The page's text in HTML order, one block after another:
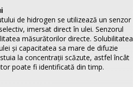
de hidrogen se utilizează un senzor
imersat direct în ulei. Senzorul
măsurătorilor directe. Solubilitatea
şi capacitatea sa mare de difuzie
la concentraţii scăzute, astfel încât
poate fi identificată din timp.